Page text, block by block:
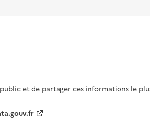
et de partager ces informations le